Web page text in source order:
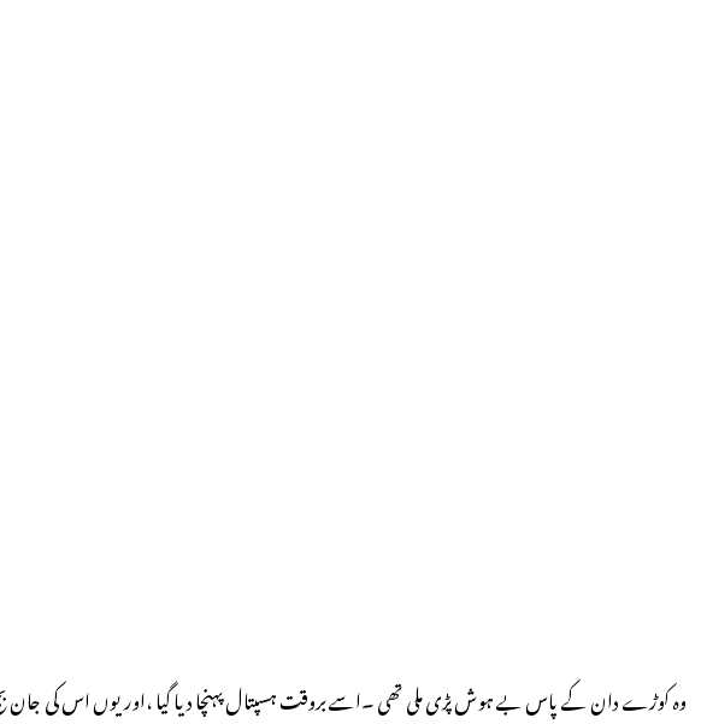
وہ کوڑے دان کے پاس بے ہوش پڑی ملی تھی ۔اسے بروقت ہسپتال پہنچا دیا گیا ،اور یوں اس کی